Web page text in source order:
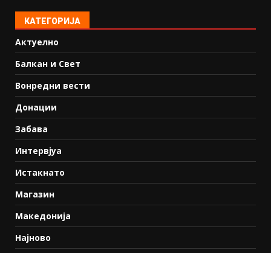
КАТЕГОРИЈА
Актуелно
Балкан и Свет
Вонредни вести
Донации
Забава
Интервјуа
Истакнато
Магазин
Македонија
Најново